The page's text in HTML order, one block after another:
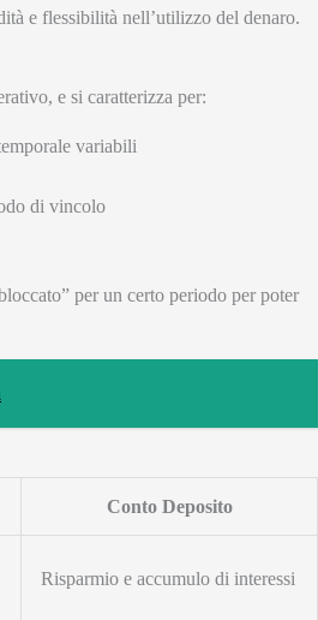
e flessibilità nell’utilizzo del denaro.
e si caratterizza per:
variabili
di vincolo
per un certo periodo per poter
Conto Deposito
Risparmio e accumulo di interessi